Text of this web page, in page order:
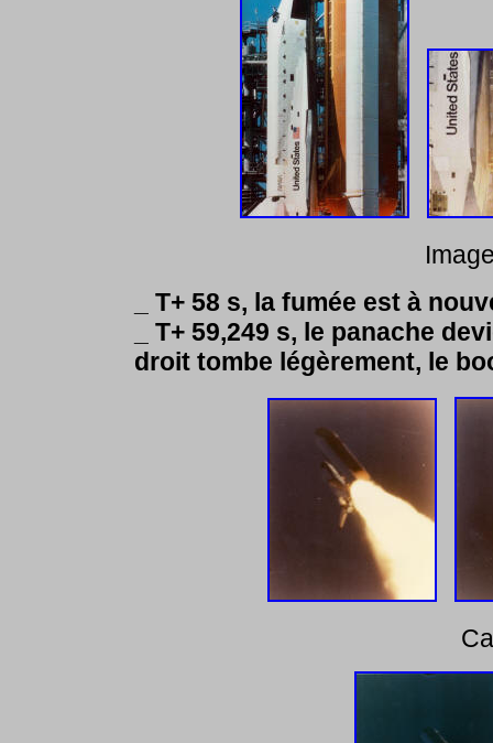
_ T+ 58 s, la fumée est à
_ T+ 59,249 s, le panache
droit tombe légèrement, le